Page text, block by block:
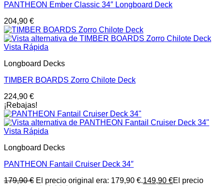
PANTHEON Ember Classic 34″ Longboard Deck
204,90 €
Vista Rápida
Longboard Decks
TIMBER BOARDS Zorro Chilote Deck
224,90 €
¡Rebajas!
Vista Rápida
Longboard Decks
PANTHEON Fantail Cruiser Deck 34″
179,90€ El precio original era: 179,90 €.149,90 €El precio